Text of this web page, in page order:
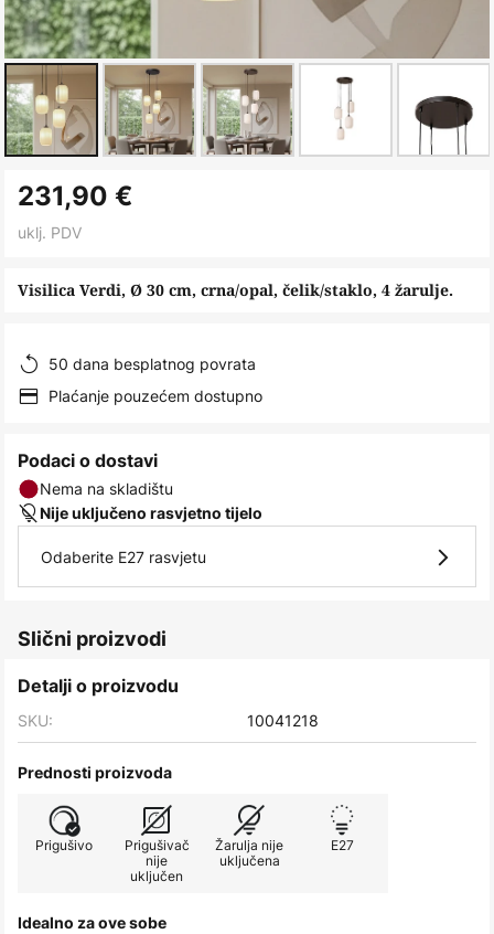
to
the
of
gallery
Visilica Verdi, Ø 30 cm, crna/opal, čelik/staklo, 4 žarulje.
231,90 €
uklj. PDV
50 dana besplatnog povrata
Plaćanje pouzećem dostupno
Podaci o dostavi
Nema na skladištu
Nije uključeno rasvjetno tijelo
Odaberite E27 rasvjetu
Slični proizvodi
Detalji o proizvodu
SKU: 10041218
Prednosti proizvoda
Prigušivo
Prigušivač
nije
uključen
Žarulja nije
uključena
E27
Idealno za ove sobe